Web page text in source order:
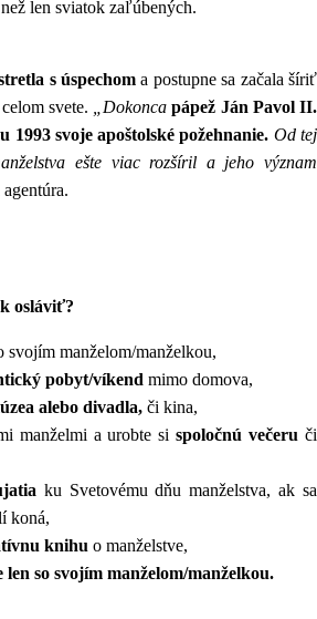
len sviatok zaľúbených.
s úspechom a postupne sa začala šíriť
svete.
„Dokoncapápež Ján Pavol II.
svoje apoštolské požehnanie. Od tej
ešte viac rozšíril a jeho význam
osláviť?
svojím manželom/manželkou,
pobyt/víkend mimo domova,
alebo divadla, či kina,
manželmi a urobte sispoločnú večeru či
ku Svetovému dňu manželstva, ak sa
koná,
knihu o manželstve,
len so svojím manželom/manželkou.